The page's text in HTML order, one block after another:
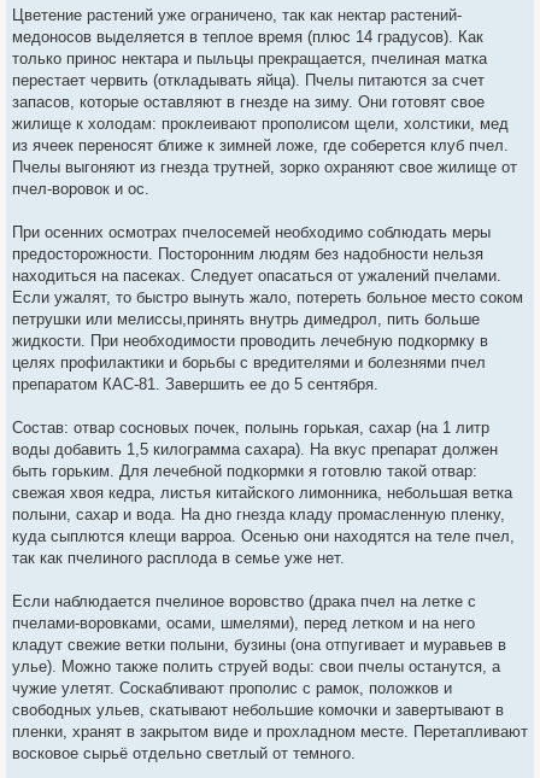
Цветение растений уже ограничено, так как нектар растений-
медоносов выделяется в теплое время (плюс 14 градусов). Как
только принос нектара и пыльцы прекращается, пчелиная матка
перестает червить (откладывать яйца). Пчелы питаются за счет
запасов, которые оставляют в гнезде на зиму. Они готовят свое
жилище к холодам: проклеивают прополисом щели, холстики, мед
из ячеек переносят ближе к зимней ложе, где соберется клуб пчел.
Пчелы выгоняют из гнезда трутней, зорко охраняют свое жилище от
пчел-воровок и ос.
При осенних осмотрах пчелосемей необходимо соблюдать меры
предосторожности. Посторонним людям без надобности нельзя
находиться на пасеках. Следует опасаться от ужалений пчелами.
Если ужалят, то быстро вынуть жало, потереть больное место соком
петрушки или мелиссы,принять внутрь димедрол, пить больше
жидкости. При необходимости проводить лечебную подкормку в
целях профилактики и борьбы с вредителями и болезнями пчел
препаратом КАС-81. Завершить ее до 5 сентября.
Состав: отвар сосновых почек, полынь горькая, сахар (на 1 литр
воды добавить 1,5 килограмма сахара). На вкус препарат должен
быть горьким. Для лечебной подкормки я готовлю такой отвар:
свежая хвоя кедра, листья китайского лимонника, небольшая ветка
полыни, сахар и вода. На дно гнезда кладу промасленную пленку,
куда сыплются клещи варроа. Осенью они находятся на теле пчел,
так как пчелиного расплода в семье уже нет.
Если наблюдается пчелиное воровство (драка пчел на летке с
пчелами-воровками, осами, шмелями), перед летком и на него
кладут свежие ветки полыни, бузины (она отпугивает и муравьев в
улье). Можно также полить струей воды: свои пчелы останутся, а
чужие улетят. Соскабливают прополис с рамок, положков и
свободных ульев, скатывают небольшие комочки и завертывают в
пленки, хранят в закрытом виде и прохладном месте. Перетапливают
восковое сырьё отдельно светлый от темного.